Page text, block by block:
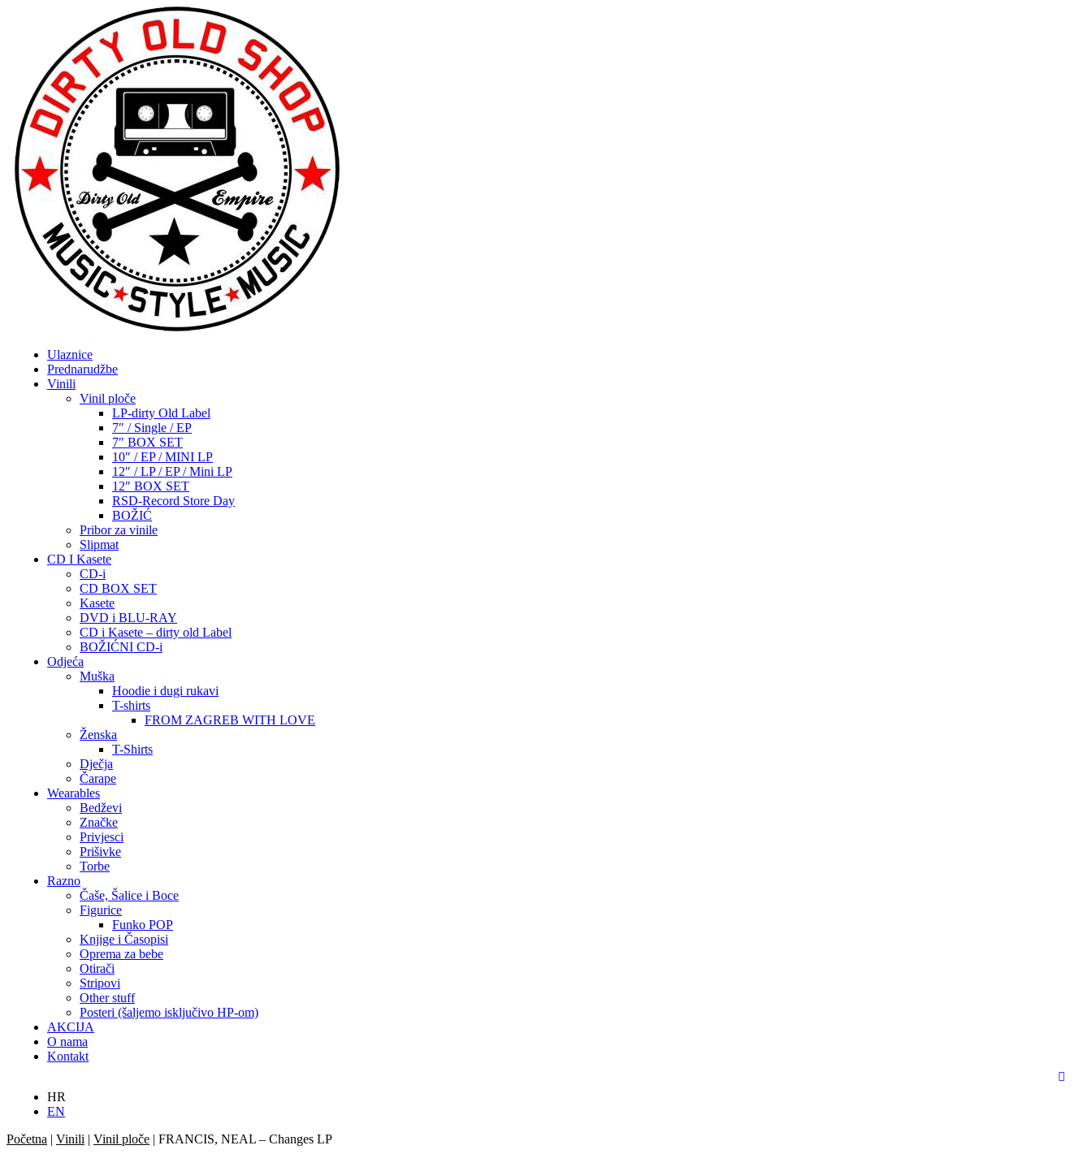
Ulaznice
Prednarudžbe
Vinili
Vinil ploče
LP-dirty Old Label
7″ / Single / EP
7″ BOX SET
10″ / EP / MINI LP
12″ / LP / EP / Mini LP
12″ BOX SET
RSD-Record Store Day
BOŽIĆ
Pribor za vinile
Slipmat
CD I Kasete
CD-i
CD BOX SET
Kasete
DVD i BLU-RAY
CD i Kasete – dirty old Label
BOŽIĆNI CD-i
Odjeća
Muška
Hoodie i dugi rukavi
T-shirts
FROM ZAGREB WITH LOVE
Ženska
T-Shirts
Dječja
Čarape
Wearables
Bedževi
Značke
Privjesci
Prišivke
Torbe
Razno
Čaše, Šalice i Boce
Figurice
Funko POP
Knjige i Časopisi
Oprema za bebe
Otirači
Stripovi
Other stuff
Posteri (šaljemo isključivo HP-om)
AKCIJA
O nama
Kontakt
HR
EN
Početna | Vinili | Vinil ploče | FRANCIS, NEAL – Changes LP